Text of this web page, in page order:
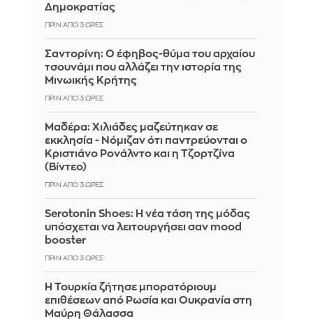
Δημοκρατίας
ΠΡΙΝ ΑΠΌ 3 ΏΡΕΣ
Σαντορίνη: Ο έφηβος-θύμα του αρχαίου
τσουνάμι που αλλάζει την ιστορία της
Μινωικής Κρήτης
ΠΡΙΝ ΑΠΌ 3 ΏΡΕΣ
Μαδέρα: Χιλιάδες μαζεύτηκαν σε
εκκλησία - Νόμιζαν ότι παντρεύονται ο
Κριστιάνο Ρονάλντο και η Τζορτζίνα
(Βίντεο)
ΠΡΙΝ ΑΠΌ 3 ΏΡΕΣ
Serotonin Shoes: Η νέα τάση της μόδας
υπόσχεται να λειτουργήσει σαν mood
booster
ΠΡΙΝ ΑΠΌ 3 ΏΡΕΣ
Η Τουρκία ζήτησε μπορατόριουμ
επιθέσεων από Ρωσία και Ουκρανία στη
Μαύρη Θάλασσα